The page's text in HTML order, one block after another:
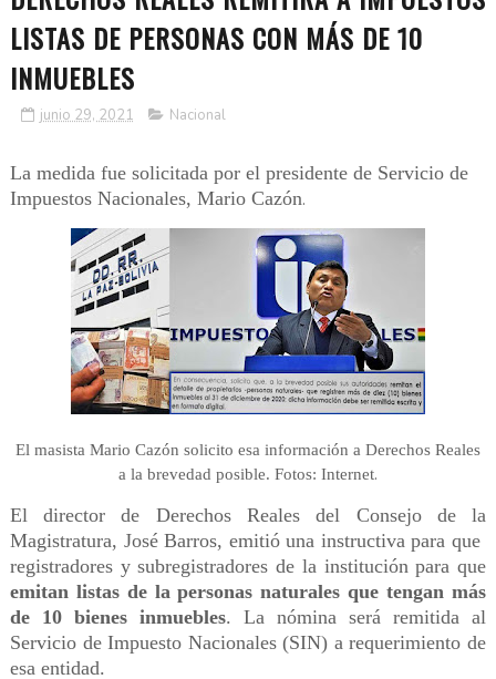
LISTAS DE PERSONAS CON MÁS DE 10
INMUEBLES
junio 29, 2021 Nacional
La medida fue solicitada por el presidente de Servicio de
Impuestos Nacionales, Mario Cazón.
El masista Mario Cazón solicito esa información a Derechos Reales
a la brevedad posible. Fotos: Internet.
El director de Derechos Reales del Consejo de la
Magistratura, José Barros, emitió una instructiva para que
registradores y subregistradores de la institución para que
emitan listas de la personas naturales que tengan más
de 10 bienes inmuebles. La nómina será remitida al
Servicio de Impuesto Nacionales (SIN) a requerimiento de
esa entidad.